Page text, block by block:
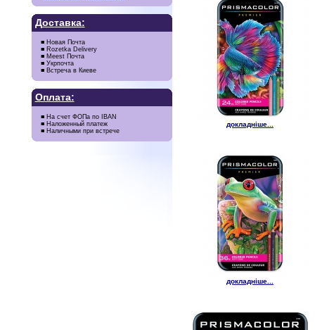
Доставка:
■ Новая Почта
■ Rozetka Delivery
■ Meest Почта
■ Укрпочта
■ Встреча в Киеве
Оплата:
■ На счет ФОПа по IBAN
■ Наложенный платеж
■ Наличными при встрече
докладніше...
докладніше...